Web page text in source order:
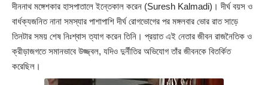
দীননাথ মঙ্গেশকার হাসপাতালে ইন্তেকাল করেন (Suresh Kalmadi)। দীর্ঘ বয়স ও
বার্ধক্যজনিত নানা সমস্যার পাশাপাশি দীর্ঘ রোগভোগের পর মঙ্গলবার ভোর রাত সাড়ে
তিনটার সময় শেষ নিঃশ্বাস ত্যাগ করেন তিনি। প্রয়াত এই নেতার জীবন রাজনৈতিক ও
ক্রীড়াজগতে সমানভাবে উজ্জ্বল, যদিও দুর্নীতির অভিযোগ তাঁর জীবনকে বিতর্কিত
করেছিল।